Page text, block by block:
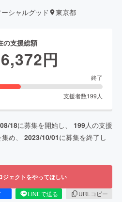
ーシャルグッド 東京都
の支援総額
円
終了
支援者数199 人
18に募集を開始し、 199人の支援
め、 2023/10/01に募集を終了し
ジェクトをやってほしい
LINEで送る
URLコピー